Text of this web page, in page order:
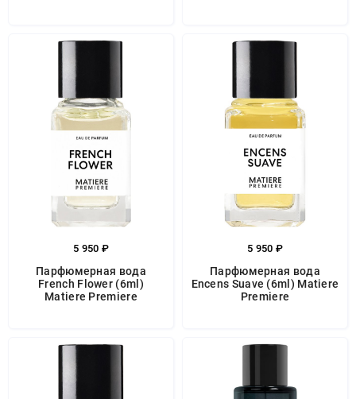
5 950 ₽
Парфюмерная вода
French Flower (6ml)
Matiere Premiere
5 950 ₽
Парфюмерная вода
Encens Suave (6ml) Matiere
Premiere